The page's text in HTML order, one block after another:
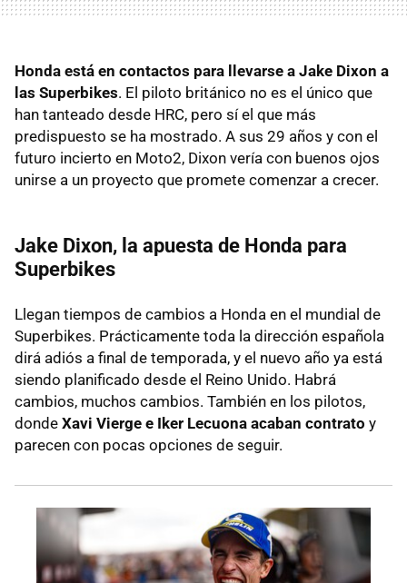
Honda está en contactos para llevarse a Jake Dixon a
las Superbikes. El piloto británico no es el único que
han tanteado desde HRC, pero sí el que más
predispuesto se ha mostrado. A sus 29 años y con el
futuro incierto en Moto2, Dixon vería con buenos ojos
unirse a un proyecto que promete comenzar a crecer.
Jake Dixon, la apuesta de Honda para
Superbikes
Llegan tiempos de cambios a Honda en el mundial de
Superbikes. Prácticamente toda la dirección española
dirá adiós a final de temporada, y el nuevo año ya está
siendo planificado desde el Reino Unido. Habrá
cambios, muchos cambios. También en los pilotos,
donde Xavi Vierge e Iker Lecuona acaban contrato y
parecen con pocas opciones de seguir.